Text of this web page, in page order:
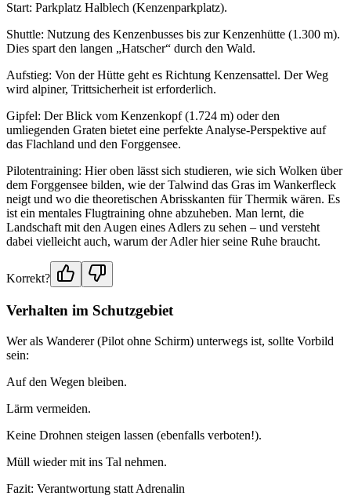
Start: Parkplatz Halblech (Kenzenparkplatz).
Shuttle: Nutzung des Kenzenbusses bis zur Kenzenhütte (1.300 m).
Dies spart den langen „Hatscher“ durch den Wald.
Aufstieg: Von der Hütte geht es Richtung Kenzensattel. Der Weg
wird alpiner, Trittsicherheit ist erforderlich.
Gipfel: Der Blick vom Kenzenkopf (1.724 m) oder den
umliegenden Graten bietet eine perfekte Analyse-Perspektive auf
das Flachland und den Forggensee.
Pilotentraining: Hier oben lässt sich studieren, wie sich Wolken über
dem Forggensee bilden, wie der Talwind das Gras im Wankerfleck
neigt und wo die theoretischen Abrisskanten für Thermik wären. Es
ist ein mentales Flugtraining ohne abzuheben. Man lernt, die
Landschaft mit den Augen eines Adlers zu sehen – und versteht
dabei vielleicht auch, warum der Adler hier seine Ruhe braucht.
Korrekt?
Verhalten im Schutzgebiet
Wer als Wanderer (Pilot ohne Schirm) unterwegs ist, sollte Vorbild
sein:
Auf den Wegen bleiben.
Lärm vermeiden.
Keine Drohnen steigen lassen (ebenfalls verboten!).
Müll wieder mit ins Tal nehmen.
Fazit: Verantwortung statt Adrenalin